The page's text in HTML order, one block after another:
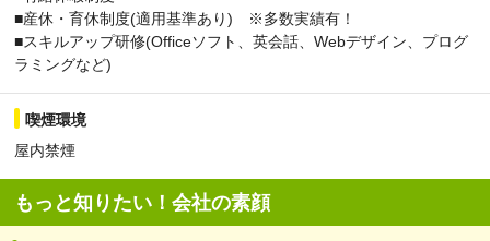
■産休・育休制度(適用基準あり) ※多数実績有！
■スキルアップ研修(Officeソフト、英会話、Webデザイン、プログ
ラミングなど)
喫煙環境
屋内禁煙
もっと知りたい！会社の素顔